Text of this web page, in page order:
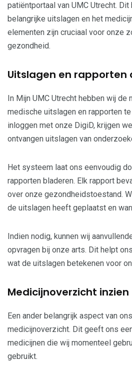
patiëntportaal van UMC Utrecht.
belangrijke uitslagen en het
elementen zijn cruciaal voor onze
gezondheid.
Uitslagen en rapporten
In Mijn UMC Utrecht hebben wij de
medische uitslagen en rapporten
inloggen met onze DigiD, krijgen
ontvangen uitslagen van
Het systeem laat ons eenvoudig
rapporten bladeren. Elk rapport
over onze gezondheidstoestand.
de uitslagen heeft geplaatst en
Indien nodig, kunnen wij
opvragen bij onze arts. Dit helpt
wat de uitslagen betekenen voor
Medicijnoverzicht inzien
Een ander belangrijk aspect van
medicijnoverzicht. Dit geeft ons
medicijnen die wij momenteel
gebruikt.